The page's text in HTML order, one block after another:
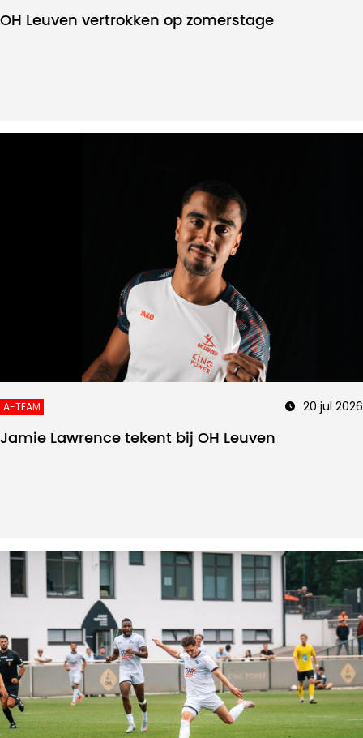
OH Leuven vertrokken op zomerstage
A-TEAM 20 jul 2026
Jamie Lawrence tekent bij OH Leuven